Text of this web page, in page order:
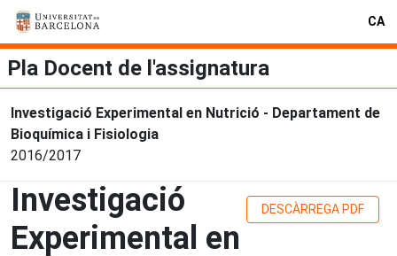
CA
Pla Docent de l'assignatura
Investigació Experimental en Nutrició - Departament de
Bioquímica i Fisiologia
2016/2017
Investigació
Experimental en
DESCÀRREGA PDF